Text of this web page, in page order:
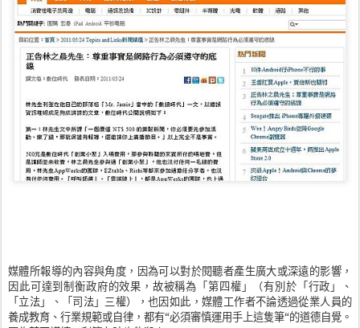
媒體所報導的內容與角度，因為可以對於閱聽者產生廣大或深遠的影響，
因此可達到制衡政府的效果，故被稱為「第四權」（有別於「行政」、
「立法」、「司法」三權），也因如此，媒體工作者不論透過從業人員的
養成教育、行業規範或自律，都有“必須審慎運用手上這隻筆“的道德自覺。